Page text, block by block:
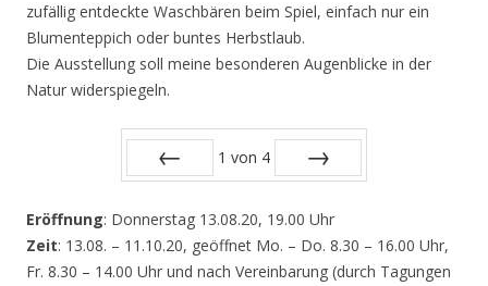
zufällig entdeckte Waschbären beim Spiel, einfach nur ein
Blumenteppich oder buntes Herbstlaub.
Die Ausstellung soll meine besonderen Augenblicke in der
Natur widerspiegeln.
1 von 4
Eröffnung: Donnerstag 13.08.20, 19.00 Uhr
Zeit: 13.08. – 11.10.20, geöffnet Mo. – Do. 8.30 – 16.00 Uhr,
Fr. 8.30 – 14.00 Uhr und nach Vereinbarung (durch Tagungen